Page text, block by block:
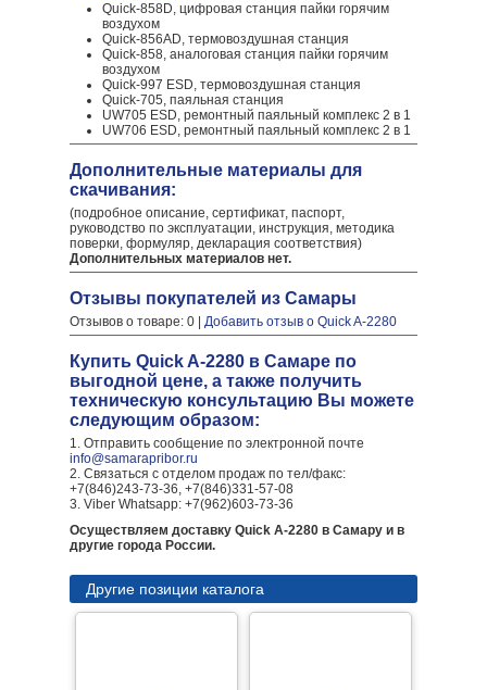
Quick-858D, цифровая станция пайки горячим
воздухом
Quick-856AD, термовоздушная станция
Quick-858, аналоговая станция пайки горячим
воздухом
Quick-997 ESD, термовоздушная станция
Quick-705, паяльная станция
UW705 ESD, ремонтный паяльный комплекс 2 в 1
UW706 ESD, ремонтный паяльный комплекс 2 в 1
Дополнительные материалы для
скачивания:
(подробное описание, сертификат, паспорт,
руководство по эксплуатации, инструкция, методика
поверки, формуляр, декларация соответствия)
Дополнительных материалов нет.
Отзывы покупателей из Самары
Отзывов о товаре: 0 | Добавить отзыв о Quick A-2280
Купить Quick A-2280 в Самаре по
выгодной цене, а также получить
техническую консультацию Вы можете
следующим образом:
1. Отправить сообщение по электронной почте
info@samarapribor.ru
2. Связаться с отделом продаж по тел/факс:
+7(846)243-73-36, +7(846)331-57-08
3. Viber Whatsapp: +7(962)603-73-36
Осуществляем доставку Quick A-2280 в Самару и в
другие города России.
Другие позиции каталога